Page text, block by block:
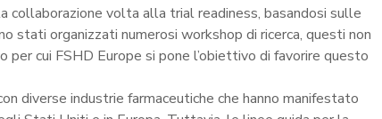
collaborazione volta alla trial readiness, basandosi sulle
stati organizzati numerosi workshop di ricerca, questi non
cui FSHD Europe si pone l’obiettivo di favorire questo
diverse industrie farmaceutiche che hanno manifestato